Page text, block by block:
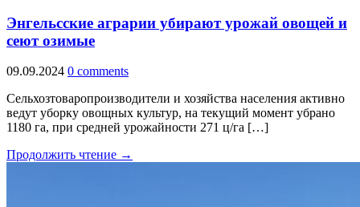
Энгельсские аграрии убирают урожай овощей и
сеют озимые
09.09.2024 0 comments
Сельхозтоваропроизводители и хозяйства населения активно
ведут уборку овощных культур, на текущий момент убрано
1180 га, при средней урожайности 271 ц/га […]
Продолжить чтение →